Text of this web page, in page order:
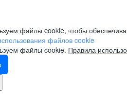
файлы cookie, чтобы
файлов cookie
файлы cookie. Правила